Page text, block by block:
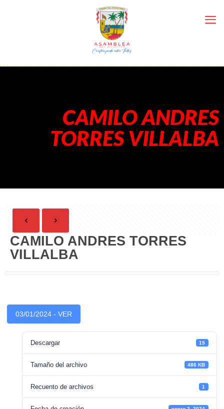
CAMILO ANDRES
TORRES VILLALBA
CAMILO ANDRES TORRES
VILLALBA
03/01/2024 - VER
Descargar 15
Tamaño del archivo 486 KB
Recuento de archivos 1